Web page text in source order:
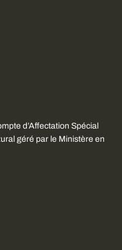
d’Affectation Spécial
géré par le Ministère en